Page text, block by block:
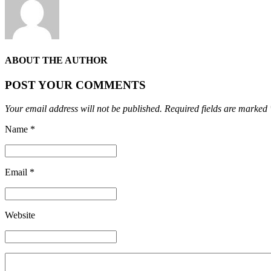
ABOUT THE AUTHOR
POST YOUR COMMENTS
Your email address will not be published. Required fields are marked
Name *
Email *
Website